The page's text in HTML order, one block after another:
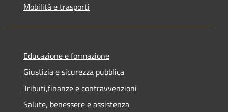
Mobilità e trasporti
Educazione e formazione
Giustizia e sicurezza pubblica
Tributi,finanze e contravvenzioni
Salute, benessere e assistenza